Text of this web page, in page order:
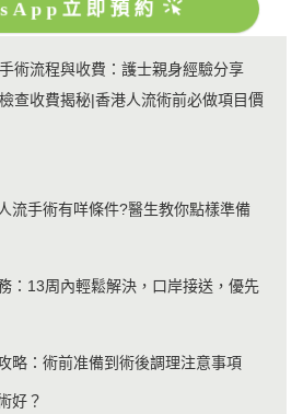
立即預約
術流程與收費：護士親身經驗分享
查收費揭秘|香港人流術前必做項目價
流手術有咩條件?醫生教你點樣準備
：13周內輕鬆解決，口岸接送，優先
略：術前准備到術後調理注意事項
好？